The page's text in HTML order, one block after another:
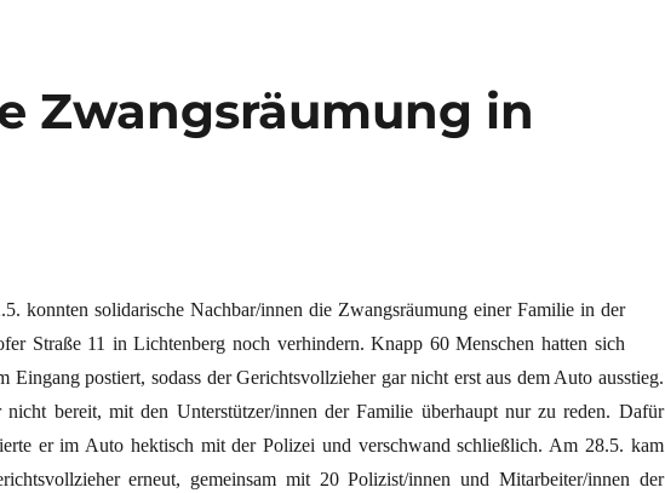
Zwangsräumung in
konnten solidarische Nachbar/innen die Zwangsräumung einer Familie in der
Straße 11 in Lichtenberg noch verhindern. Knapp 60 Menschen hatten sich
Eingang postiert, sodass der Gerichtsvollzieher gar nicht erst aus dem Auto ausstieg.
nicht bereit, mit den Unterstützer/innen der Familie überhaupt nur zu reden. Dafür
er im Auto hektisch mit der Polizei und verschwand schließlich. Am 28.5. kam
erneut, gemeinsam mit 20 Polizist/innen und Mitarbeiter/innen der